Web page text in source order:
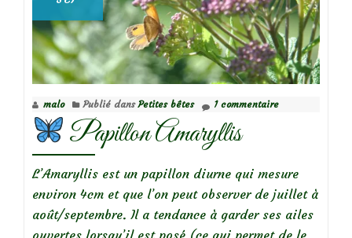
malo Publié dansPetites bêtes 1 commentaire
Papillon Amaryllis
L’Amaryllis est un papillon diurne qui mesure
environ 4cm et que l’on peut observer de juillet à
août/septembre. Il a tendance à garder ses ailes
ouvertes lorsqu’il est posé (ce qui permet de le